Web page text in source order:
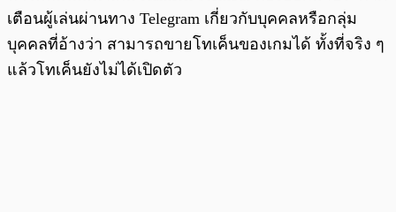
เตือนผู้เล่นผ่านทาง Telegram เกี่ยวกับบุคคลหรือกลุ่ม
บุคคลที่อ้างว่า สามารถขายโทเค็นของเกมได้ ทั้งที่จริง ๆ
แล้วโทเค็นยังไม่ได้เปิดตัว